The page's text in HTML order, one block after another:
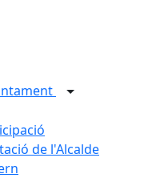
de l'Alcalde